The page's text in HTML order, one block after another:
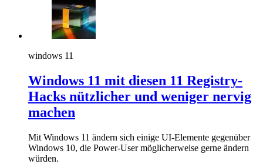
windows 11
Windows 11 mit diesen 11 Registry-
Hacks nützlicher und weniger nervig
machen
Mit Windows 11 ändern sich einige UI-Elemente gegenüber
Windows 10, die Power-User möglicherweise gerne ändern
würden.